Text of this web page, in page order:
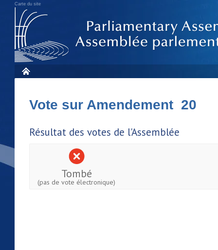
Carte du site
Vote sur Amendement 20
Résultat des votes de l'Assemblée
Tombé
(pas de vote électronique)